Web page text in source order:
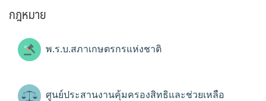
กฎหมาย
พ.ร.บ.สภาเกษตรกรแห่งชาติ
ศูนย์ประสานงานคุ้มครองสิทธิและช่วยเหลือ